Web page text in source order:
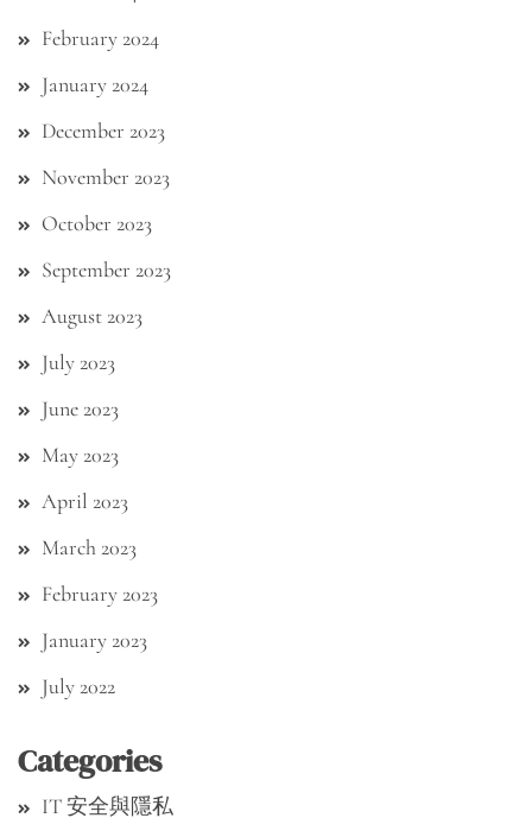
February 2024
January 2024
December 2023
November 2023
October 2023
September 2023
August 2023
July 2023
June 2023
May 2023
April 2023
March 2023
February 2023
January 2023
July 2022
Categories
IT 安全與隱私